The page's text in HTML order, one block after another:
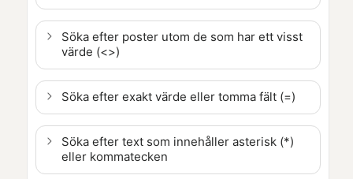
Söka efter poster utom de som har ett visst
värde (<>)
Söka efter exakt värde eller tomma fält (=)
Söka efter text som innehåller asterisk (*)
eller kommatecken